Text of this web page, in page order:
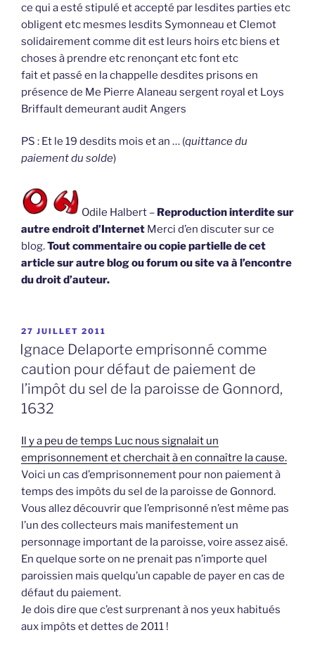
ce qui a esté stipulé et accepté par lesdites parties etc
obligent etc mesmes lesdits Symonneau et Clemot
solidairement comme dit est leurs hoirs etc biens et
choses à prendre etc renonçant etc font etc
fait et passé en la chappelle desdites prisons en
présence de Me Pierre Alaneau sergent royal et Loys
Briffault demeurant audit Angers
PS : Et le 19 desdits mois et an … (quittance du
paiement du solde)
Odile Halbert – Reproduction interdite sur
autre endroit d’Internet Merci d’en discuter sur ce
blog.Tout commentaire ou copie partielle de cet
article sur autre blog ou forum ou site va à l’encontre
du droit d’auteur.
PUBLIÉ
LE
27 JUILLET 2011
Ignace Delaporte emprisonné comme
caution pour défaut de paiement de
l’impôt du sel de la paroisse de Gonnord,
1632
Il y a peu de temps Luc nous signalait un
emprisonnement et cherchait à en connaître la cause.
Voici un cas d’emprisonnement pour non paiement à
temps des impôts du sel de la paroisse de Gonnord.
Vous allez découvrir que l’emprisonné n’est même pas
l’un des collecteurs mais manifestement un
personnage important de la paroisse, voire assez aisé.
En quelque sorte on ne prenait pas n’importe quel
paroissien mais quelqu’un capable de payer en cas de
défaut du paiement.
Je dois dire que c’est surprenant à nos yeux habitués
aux impôts et dettes de 2011 !